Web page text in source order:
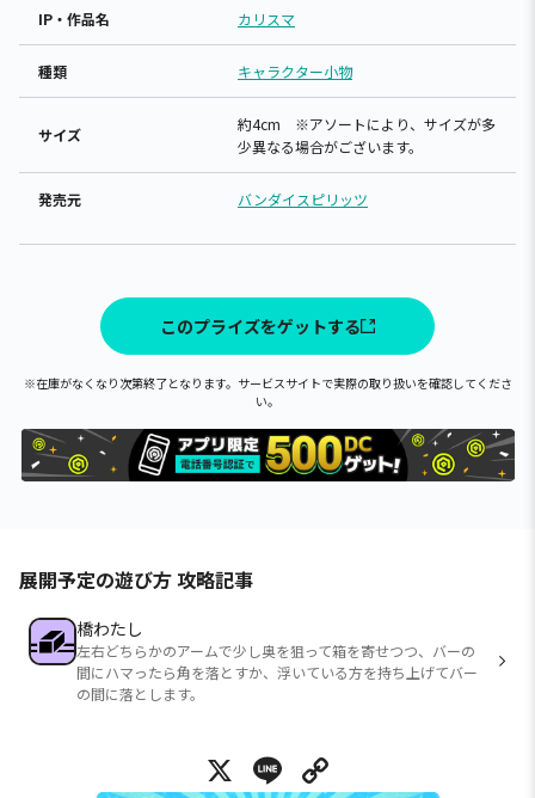
IP・作品名 カリスマ
種類 キャラクター小物
サイズ
約4cm ※アソートにより、サイズが多
少異なる場合がございます。
発売元 バンダイスピリッツ
このプライズをゲットする
※在庫がなくなり次第終了となります。サービスサイトで実際の取り扱いを確認してくださ
い。
展開予定の遊び方 攻略記事
橋わたし
左右どちらかのアームで少し奥を狙って箱を寄せつつ、バーの
間にハマったら角を落とすか、浮いている方を持ち上げてバー
の間に落とします。
X Line